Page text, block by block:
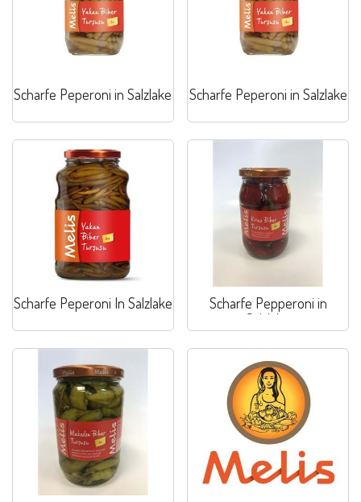
Scharfe Peperoni in Salzlake Scharfe Peperoni in Salzlake
Scharfe Peperoni In Salzlake
Scharfe Pepperoni in
Salzlake